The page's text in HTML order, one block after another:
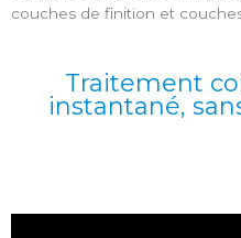
couches de finition et
Traitement
instantané,